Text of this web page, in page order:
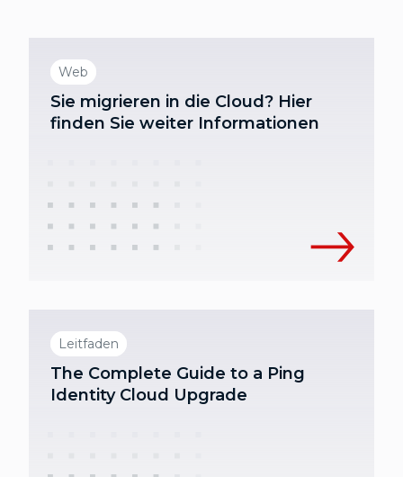
Web
Sie migrieren in die Cloud? Hier
finden Sie weiter Informationen
Leitfaden
The Complete Guide to a Ping
Identity Cloud Upgrade